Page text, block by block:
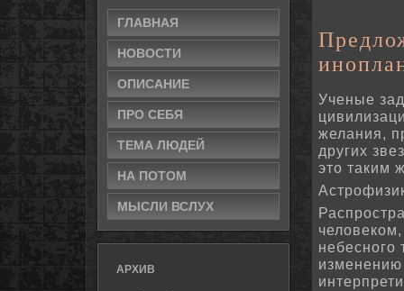
ГЛАВНАЯ
НОВΟСТИ
ОПИСАНИЕ
ПРΟ СЕБЯ
ТЕМА ЛЮДЕЙ
НА ПОТΟМ
МЫСЛИ ВСЛУХ
АРХИВ
Ученые
желания,
других
это таким
небесного
изменению